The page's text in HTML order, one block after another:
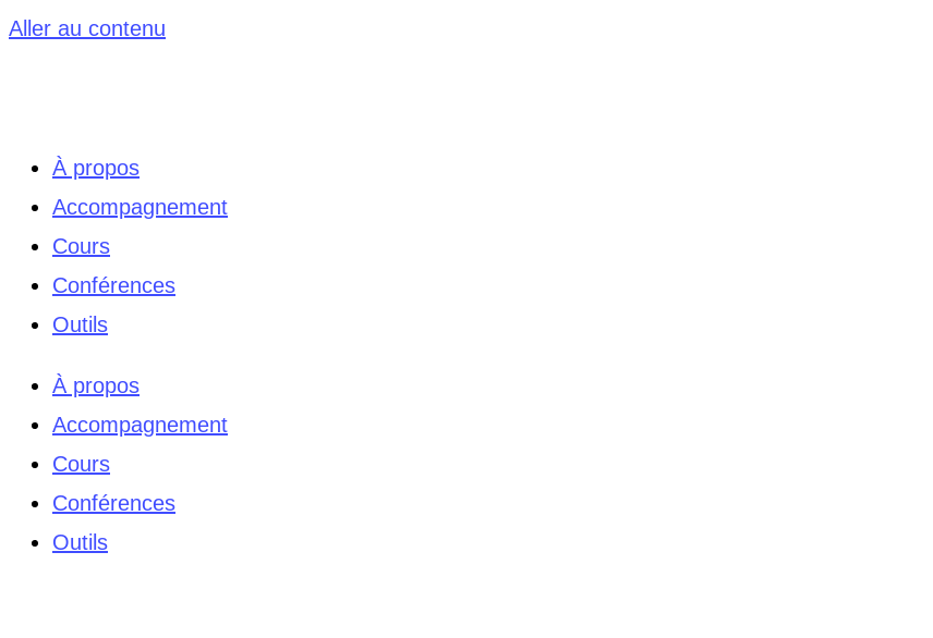
Aller au contenu
À propos
Accompagnement
Cours
Conférences
Outils
À propos
Accompagnement
Cours
Conférences
Outils